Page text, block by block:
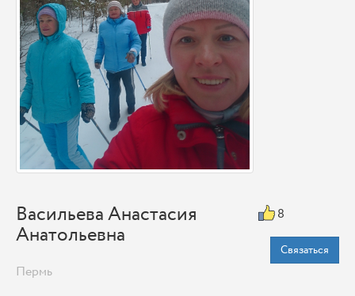
Васильева Анастасия
Анатольевна
8
Связаться
Пермь